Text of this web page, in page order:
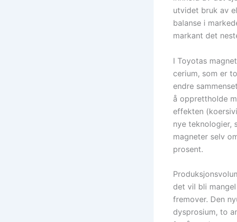
utvidet bruk av
balanse i
markant det
I Toyotas
cerium, som er
endre
å opprettholde
effekten
nye teknologier,
magneter selv
prosent.
det vil bli
fremover. Den
dysprosium, to